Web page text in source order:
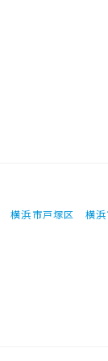
横浜市戸塚区
横